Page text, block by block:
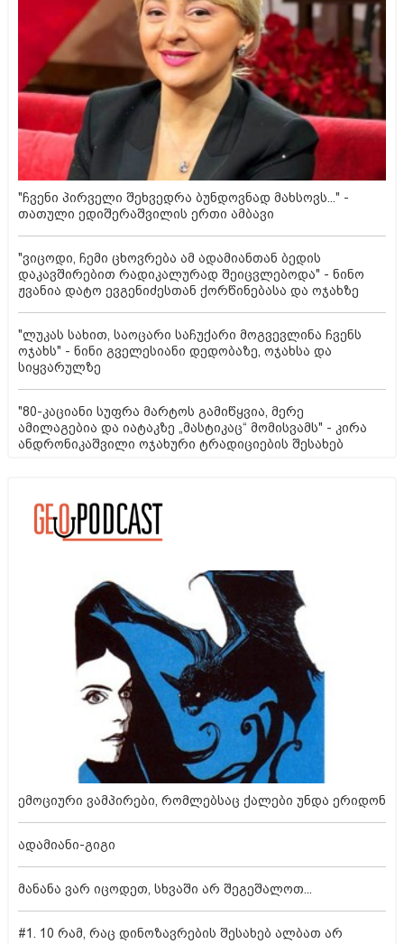
"ჩვენი პირველი შეხვედრა ბუნდოვნად მახსოვს..." -
თათული ედიშერაშვილის ერთი ამბავი
"ვიცოდი, ჩემი ცხოვრება ამ ადამიანთან ბედის
დაკავშირებით რადიკალურად შეიცვლებოდა" - ნინო
ჟვანია დატო ევგენიძესთან ქორწინებასა და ოჯახზე
"ლუკას სახით, საოცარი საჩუქარი მოგვევლინა ჩვენს
ოჯახს" - ნინი გველესიანი დედობაზე, ოჯახსა და
სიყვარულზე
"80-კაციანი სუფრა მარტოს გამიწყვია, მერე
ამილაგებია და იატაკზე „მასტიკაც“ მომისვამს" - კირა
ანდრონიკაშვილი ოჯახური ტრადიციების შესახებ
ემოციური ვამპირები, რომლებსაც ქალები უნდა ერიდონ
ადამიანი-გიგი
მანანა ვარ იცოდეთ, სხვაში არ შეგეშალოთ...
#1. 10 რამ, რაც დინოზავრების შესახებ ალბათ არ